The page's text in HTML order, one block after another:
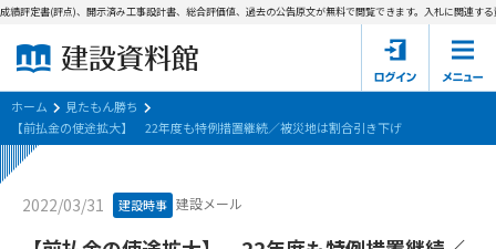
建設資料館とは
東京都の入札資料
国土交通省の入札資料
定書(評点)、開示済み工事設計書、総合評価値、過去の公告原文が無料で閲覧できます。入札に関連する
ホーム
見たもん勝ち
【前払金の使途拡大】 22年度も特例措置継続／被災地は割合引き下げ
2022/03/31 建設時事 建設メール